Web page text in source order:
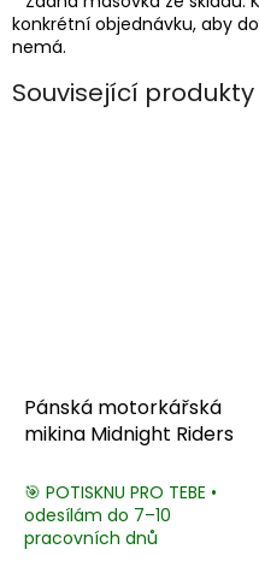
konkrétní objednávku, aby
nemá.
Související produkty
Pánská motorkářská
mikina Midnight Riders
🎯 POTISKNU PRO TEBE •
odesílám do 7–10
pracovních dnů